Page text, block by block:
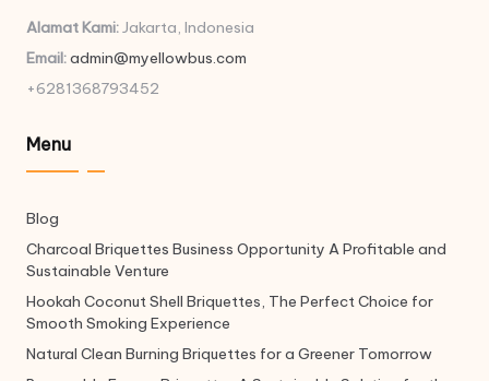
Alamat Kami:Jakarta, Indonesia
Email:admin@myellowbus.com
+6281368793452
Menu
Blog
Charcoal Briquettes Business Opportunity A Profitable and
Sustainable Venture
Hookah Coconut Shell Briquettes, The Perfect Choice for
Smooth Smoking Experience
Natural Clean Burning Briquettes for a Greener Tomorrow